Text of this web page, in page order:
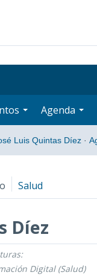
Agenda
Luis Quintas Díez ·
Salud
Díez
fin
Digital (Salud)